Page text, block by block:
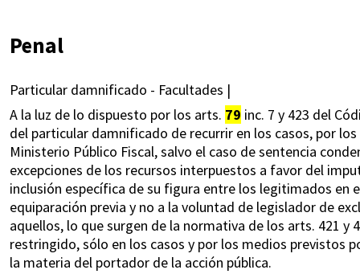
Penal
Particular damnificado - Facultades |
A la luz de lo dispuesto por los arts. 79 inc. 7 y 423 del
del particular damnificado de recurrir en los casos, por
Ministerio Público Fiscal, salvo el caso de sentencia
excepciones de los recursos interpuestos a favor del
inclusión específica de su figura entre los legitimados en
equiparación previa y no a la voluntad de legislador de
aquellos, lo que surgen de la normativa de los arts. 421 y
restringido, sólo en los casos y por los medios previstos
la materia del portador de la acción pública.